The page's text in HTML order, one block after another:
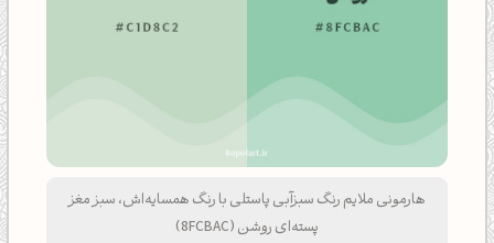
هارمونی ملایم رنگ سبزآبی پاستلی با رنگ همسایه‌اش، سبز مغز
پسته‌ای روشن (8FCBAC)